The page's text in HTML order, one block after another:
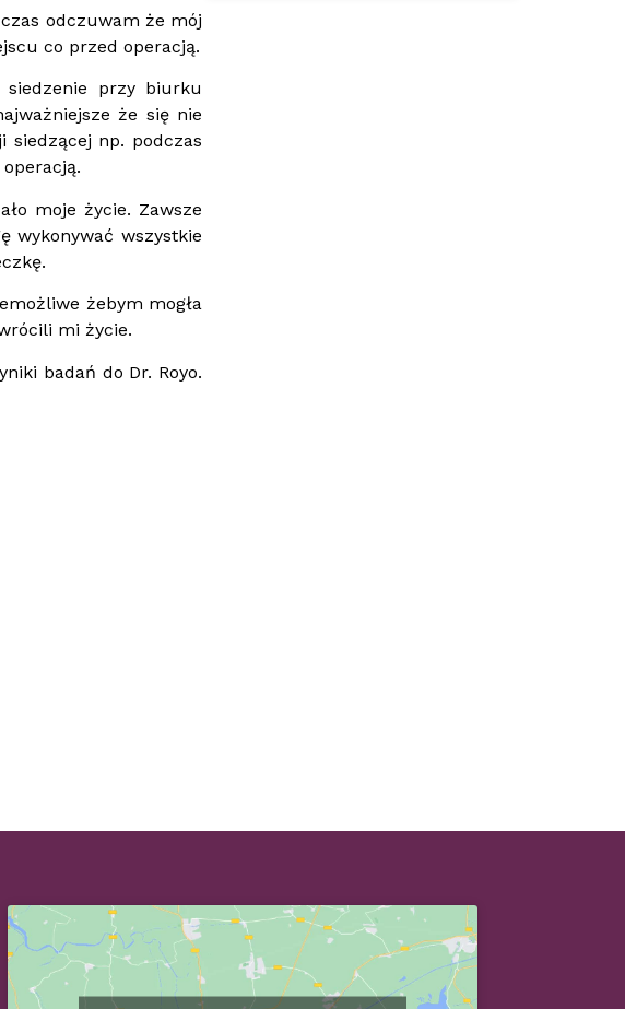
odczuwam że mój
co przed operacją.
przy biurku
że się nie
siedzącej np. podczas
moje życie. Zawsze
wykonywać wszystkie
żebym mogła
mi życie.
badań do Dr. Royo.